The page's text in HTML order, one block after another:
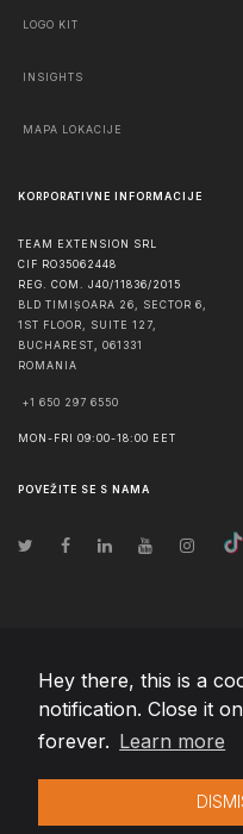
Hey there, this is a
notification. Close it
forever. Learn more
LOGO KIT
INSIGHTS
MAPA LOKACIJE
KORPORATIVNE INFORMACIJE
TEAM EXTENSION SRL
CIF RO35062448
REG. COM. J40/11836/2015
BLD TIMIȘOARA 26, SECTOR 6,
1ST FLOOR, SUITE 127,
BUCHAREST
061331
ROMANIA
+1 650 297 6550
MON-FRI 09:00-18:00 EET
POVEŽITE SE S NAMA
© Autorska prava 2026 Team
Changelog● Korišćenjem ove